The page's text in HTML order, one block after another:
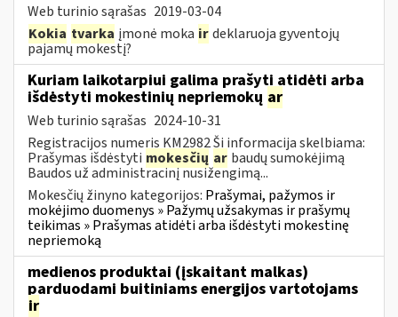
Web turinio sąrašas 2019-03-04
Kokia tvarka įmonė moka irdeklaruoja gyventojų
pajamų mokestį?
Kuriam laikotarpiui galima prašyti atidėti arba
išdėstyti mokestinių nepriemokų ar
Web turinio sąrašas 2024-10-31
Registracijos numeris KM2982 Ši informacija skelbiama:
Prašymas išdėstyti mokesčių ar baudų sumokėjimą
Baudos už administracinį nusižengimą...
Mokesčių žinyno kategorijos: Prašymai, pažymos ir
mokėjimo duomenys » Pažymų užsakymas ir prašymų
teikimas » Prašymas atidėti arba išdėstyti mokestinę
nepriemoką
medienos produktai (įskaitant malkas)
parduodami buitiniams energijos vartotojams
ir